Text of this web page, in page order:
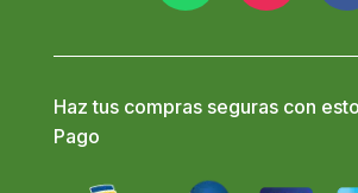
Haz tus compras seguras con
Pago